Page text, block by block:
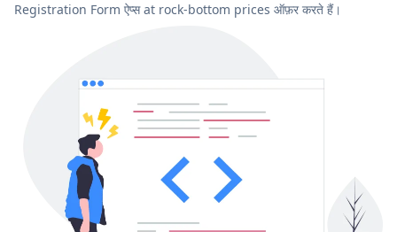
Registration Form ऐप्स at rock-bottom prices ऑफ़र करते हैं।